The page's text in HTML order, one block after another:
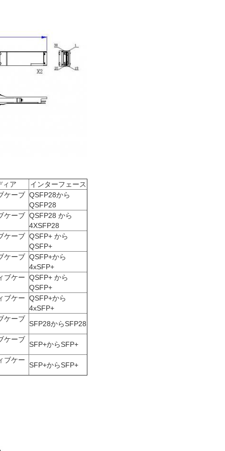
ィア
インターフェース
ケーブ QSFP28から
QSFP28
ケーブ QSFP28 から
4XSFP28
ケーブ QSFP+ から
QSFP+
ケーブ QSFP+から
4xSFP+
ブケー QSFP+ から
QSFP+
ブケー QSFP+から
4xSFP+
ケーブ
SFP28からSFP28
ケーブ
SFP+からSFP+
ブケー
SFP+からSFP+